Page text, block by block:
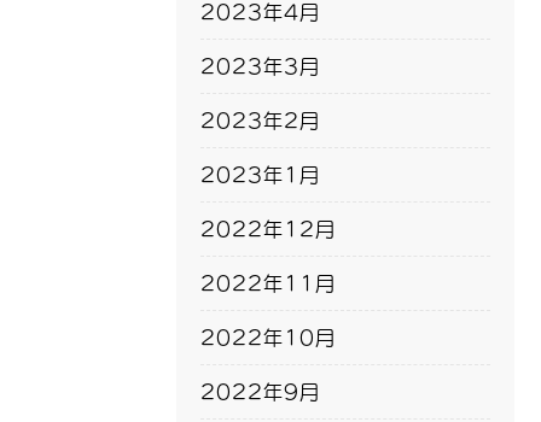
2023年4月
2023年3月
2023年2月
2023年1月
2022年12月
2022年11月
2022年10月
2022年9月